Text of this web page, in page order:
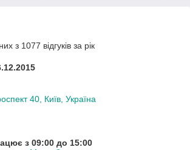
з 1077 відгуків за рік
40, Київ, Україна
з 09:00 до 15:00